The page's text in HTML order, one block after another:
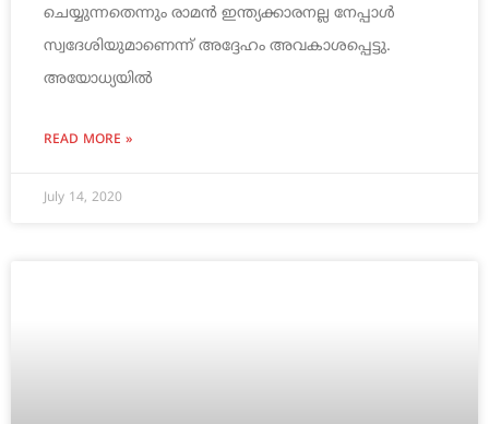
ചെയ്യുന്നതെന്നും രാമന്‍ ഇന്ത്യക്കാരനല്ല നേപ്പാള്‍
സ്വദേശിയുമാണെന്ന് അദ്ദേഹം അവകാശപ്പെട്ടു.
അയോധ്യയില്‍
READ MORE »
July 14, 2020